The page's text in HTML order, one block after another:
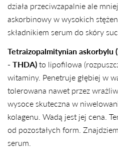
działa przeciwzapalnie ale
askorbinowy w wysokich
składnikiem serum do skóry
Tetraizopalmitynian askorbylu
- THDA) to lipofilowa
witaminy. Penetruje głębiej w
tolerowana nawet przez
wysoce skuteczna w
kolagenu. Wadą jest jej cena.
od pozostałych form.
serum.